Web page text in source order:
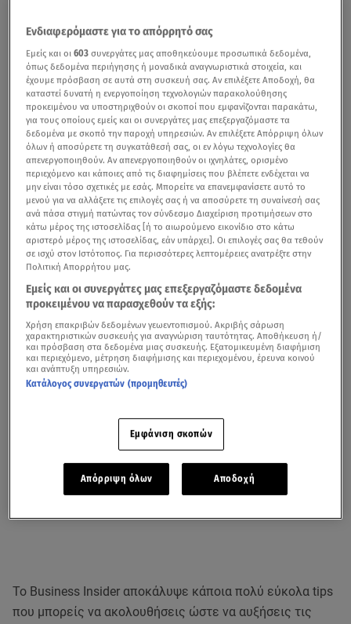
Το Business Insider αποκάλυψε κάποια πολύ εύκολα tips
που μπορείς να ακολουθήσεις ώστε να αυξήσεις τις
Ενδιαφερόμαστε για το απόρρητό σας
Εμείς και οι603 συνεργάτες μας αποθηκεύουμε προσωπικά δεδομένα,
όπως δεδομένα περιήγησης ή μοναδικά αναγνωριστικά στοιχεία, και
έχουμε πρόσβαση σε αυτά στη συσκευή σας. Αν επιλέξετε Αποδοχή, θα
καταστεί δυνατή η ενεργοποίηση τεχνολογιών παρακολούθησης
προκειμένου να υποστηριχθούν οι σκοποί που εμφανίζονται παρακάτω,
για τους οποίους εμείς και οι συνεργάτες μας επεξεργαζόμαστε τα
δεδομένα με σκοπό την παροχή υπηρεσιών. Αν επιλέξετε Απόρριψη όλων
όλων ή αποσύρετε τη συγκατάθεσή σας, οι εν λόγω τεχνολογίες θα
απενεργοποιηθούν. Αν απενεργοποιηθούν οι ιχνηλάτες, ορισμένο
περιεχόμενο και κάποιες από τις διαφημίσεις που βλέπετε ενδέχεται να
μην είναι τόσο σχετικές με εσάς. Μπορείτε να επανεμφανίσετε αυτό το
μενού για να αλλάξετε τις επιλογές σας ή να αποσύρετε τη συναίνεσή σας
ανά πάσα στιγμή πατώντας τον σύνδεσμο Διαχείριση προτιμήσεων στο
κάτω μέρος της ιστοσελίδας [ή το αιωρούμενο εικονίδιο στο κάτω
αριστερό μέρος της ιστοσελίδας, εάν υπάρχει]. Οι επιλογές σας θα τεθούν
σε ισχύ στον Ιστότοπος. Για περισσότερες λεπτομέρειες ανατρέξτε στην
Πολιτική Απορρήτου μας.
Εμείς και οι συνεργάτες μας επεξεργαζόμαστε δεδομένα
προκειμένου να παρασχεθούν τα εξής:
Χρήση επακριβών δεδομένων γεωεντοπισμού. Ακριβής σάρωση
χαρακτηριστικών συσκευής για αναγνώριση ταυτότητας. Αποθήκευση ή/
και πρόσβαση στα δεδομένα μιας συσκευής. Εξατομικευμένη διαφήμιση
και περιεχόμενο, μέτρηση διαφήμισης και περιεχομένου, έρευνα κοινού
και ανάπτυξη υπηρεσιών.
Κατάλογος συνεργατών (προμηθευτές)
Εμφάνιση σκοπών
Απόρριψη όλων Αποδοχή